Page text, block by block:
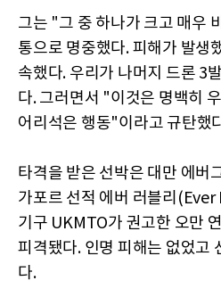
그는 "그 중 하나가 크고 매우
통으로 명중했다. 피해가 발생
속했다. 우리가 나머지 드론 3
다. 그러면서 "이것은 명백히
어리석은 행동"이라고 규탄했
타격을 받은 선박은 대만 에버
가포르 선적 에버 러블리
기구 UKMTO가 권고한 오만
피격됐다. 인명 피해는 없었고
다.